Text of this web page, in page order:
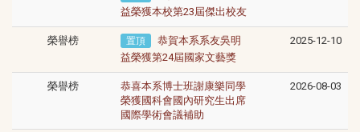
益榮獲本校第23屆傑出校友
榮譽榜 置頂
恭賀本系系友吳明
益榮獲第24屆國家文藝獎
2025-12-10
榮譽榜
恭喜本系博士班謝康樂同學
榮獲國科會國內研究生出席
國際學術會議補助
2026-08-03